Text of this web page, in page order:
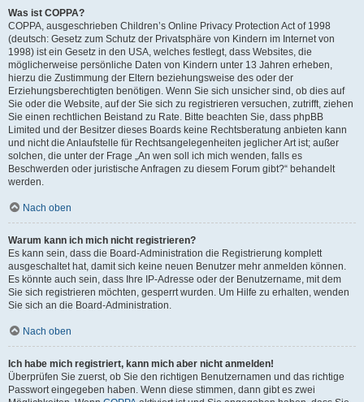
Was ist COPPA?
COPPA, ausgeschrieben Children’s Online Privacy Protection Act of 1998
(deutsch: Gesetz zum Schutz der Privatsphäre von Kindern im Internet von
1998) ist ein Gesetz in den USA, welches festlegt, dass Websites, die
möglicherweise persönliche Daten von Kindern unter 13 Jahren erheben,
hierzu die Zustimmung der Eltern beziehungsweise des oder der
Erziehungsberechtigten benötigen. Wenn Sie sich unsicher sind, ob dies auf
Sie oder die Website, auf der Sie sich zu registrieren versuchen, zutrifft, ziehen
Sie einen rechtlichen Beistand zu Rate. Bitte beachten Sie, dass phpBB
Limited und der Besitzer dieses Boards keine Rechtsberatung anbieten kann
und nicht die Anlaufstelle für Rechtsangelegenheiten jeglicher Art ist; außer
solchen, die unter der Frage „An wen soll ich mich wenden, falls es
Beschwerden oder juristische Anfragen zu diesem Forum gibt?“ behandelt
werden.
Nach oben
Warum kann ich mich nicht registrieren?
Es kann sein, dass die Board-Administration die Registrierung komplett
ausgeschaltet hat, damit sich keine neuen Benutzer mehr anmelden können.
Es könnte auch sein, dass Ihre IP-Adresse oder der Benutzername, mit dem
Sie sich registrieren möchten, gesperrt wurden. Um Hilfe zu erhalten, wenden
Sie sich an die Board-Administration.
Nach oben
Ich habe mich registriert, kann mich aber nicht anmelden!
Überprüfen Sie zuerst, ob Sie den richtigen Benutzernamen und das richtige
Passwort eingegeben haben. Wenn diese stimmen, dann gibt es zwei